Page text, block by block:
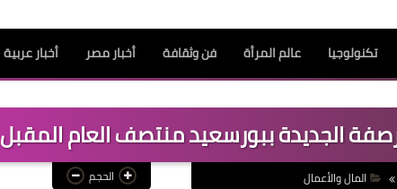
تكنولوجيا عالم المرأة فن وثقافة أخبار مصر أخبار عربية
الجديدة ببورسعيد منتصف العام المقبل
المال والأعمال الحجم